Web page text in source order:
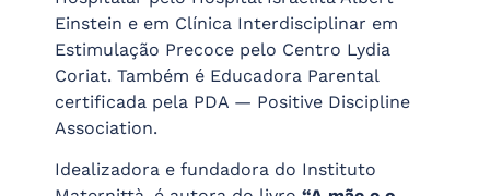
Einstein e em Clínica Interdisciplinar em
Estimulação Precoce pelo Centro Lydia
Coriat. Também é Educadora Parental
certificada pela PDA — Positive Discipline
Association.
Idealizadora e fundadora do Instituto